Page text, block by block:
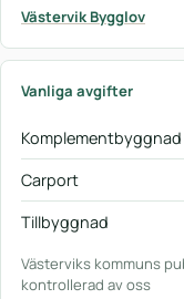
Västervik Bygglov
Vanliga avgifter
Carport
Tillbyggnad
Västerviks kommuns
kontrollerad av oss